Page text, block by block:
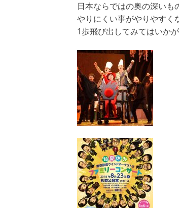
日本ならではの奥の深いも
やりにくい事がやりやすく
1歩飛び出してみてはいか